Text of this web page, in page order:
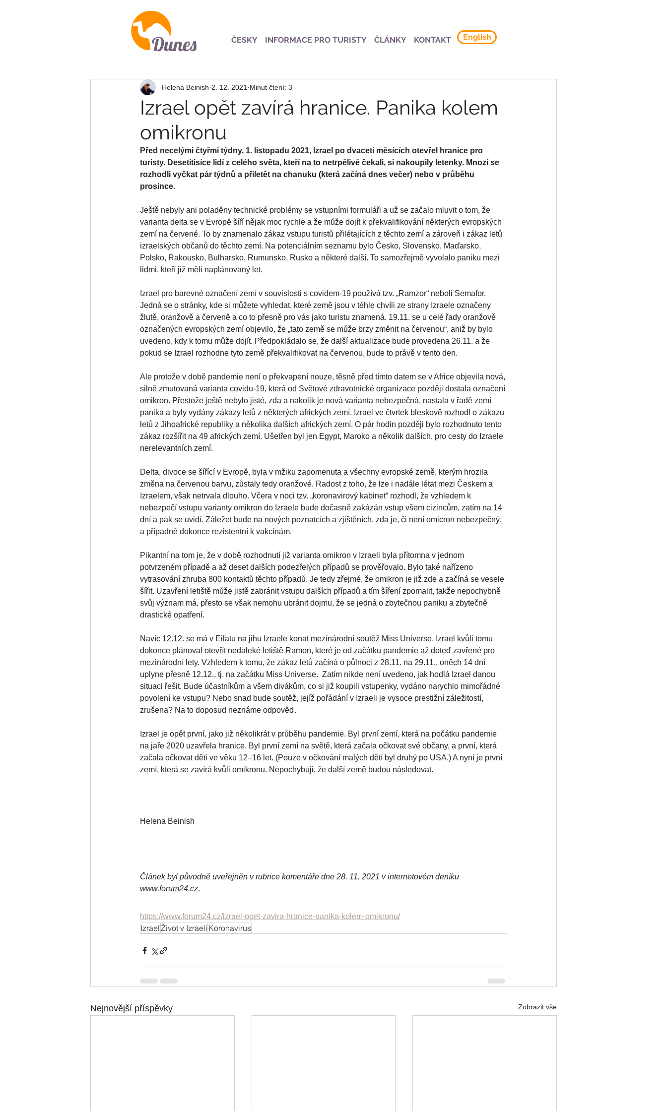
Dunes ČESKY INFORMACE PRO TURISTY ČLÁNKY KONTAKT English
Izrael opět zavírá hranice. Panika kolem
omikronu
Helena Beinish 2. 12. 2021 Minut čtení: 3
Před necelými čtyřmi týdny, 1. listopadu 2021, Izrael po dvaceti měsících otevřel hranice pro
turisty. Desetitisíce lidí z celého světa, kteří na to netrpělivě čekali, si nakoupily letenky. Mnozí se
rozhodli vyčkat pár týdnů a přiletět na chanuku (která začíná dnes večer) nebo v průběhu
prosince.
Ještě nebyly ani poladěny technické problémy se vstupními formuláři a už se začalo mluvit o tom, že
varianta delta se v Evropě šíří nějak moc rychle a že může dojít k překvalifikování některých evropských
zemí na červené. To by znamenalo zákaz vstupu turistů přilétajících z těchto zemí a zároveň i zákaz letů
izraelských občanů do těchto zemí. Na potenciálním seznamu bylo Česko, Slovensko, Maďarsko,
Polsko, Rakousko, Bulharsko, Rumunsko, Rusko a některé další. To samozřejmě vyvolalo paniku mezi
lidmi, kteří již měli naplánovaný let.
Izrael pro barevné označení zemí v souvislosti s covidem-19 používá tzv. „Ramzor“ neboli Semafor.
Jedná se o stránky, kde si můžete vyhledat, které země jsou v téhle chvíli ze strany Izraele označeny
žlutě, oranžově a červeně a co to přesně pro vás jako turistu znamená. 19.11. se u celé řady oranžově
označených evropských zemí objevilo, že „tato země se může brzy změnit na červenou“, aniž by bylo
uvedeno, kdy k tomu může dojít. Předpokládalo se, že další aktualizace bude provedena 26.11. a že
pokud se Izrael rozhodne tyto země překvalifikovat na červenou, bude to právě v tento den.
Ale protože v době pandemie není o překvapení nouze, těsně před tímto datem se v Africe objevila nová,
silně zmutovaná varianta covidu-19, která od Světové zdravotnické organizace později dostala označení
omikron. Přestože ještě nebylo jisté, zda a nakolik je nová varianta nebezpečná, nastala v řadě zemí
panika a byly vydány zákazy letů z některých afrických zemí. Izrael ve čtvrtek bleskově rozhodl o zákazu
letů z Jihoafrické republiky a několika dalších afrických zemí. O pár hodin později bylo rozhodnuto tento
zákaz rozšířit na 49 afrických zemí. Ušetřen byl jen Egypt, Maroko a několik dalších, pro cesty do Izraele
nerelevantních zemí.
Delta, divoce se šířící v Evropě, byla v mžiku zapomenuta a všechny evropské země, kterým hrozila
změna na červenou barvu, zůstaly tedy oranžové. Radost z toho, že lze i nadále létat mezi Českem a
Izraelem, však netrvala dlouho. Včera v noci tzv. „koronavirový kabinet“ rozhodl, že vzhledem k
nebezpečí vstupu varianty omikron do Izraele bude dočasně zakázán vstup všem cizincům, zatím na 14
dní a pak se uvidí. Záležet bude na nových poznatcích a zjištěních, zda je, či není omicron nebezpečný,
a případně dokonce rezistentní k vakcínám.
Pikantní na tom je, že v době rozhodnutí již varianta omikron v Izraeli byla přítomna v jednom
potvrzeném případě a až deset dalších podezřelých případů se prověřovalo. Bylo také nařízeno
vytrasování zhruba 800 kontaktů těchto případů. Je tedy zřejmé, že omikron je již zde a začíná se vesele
šířit. Uzavření letiště může jistě zabránit vstupu dalších případů a tím šíření zpomalit, takže nepochybně
svůj význam má, přesto se však nemohu ubránit dojmu, že se jedná o zbytečnou paniku a zbytečně
drastické opatření.
Navíc 12.12. se má v Eilatu na jihu Izraele konat mezinárodní soutěž Miss Universe. Izrael kvůli tomu
dokonce plánoval otevřít nedaleké letiště Ramon, které je od začátku pandemie až doteď zavřené pro
mezinárodní lety. Vzhledem k tomu, že zákaz letů začíná o půlnoci z 28.11. na 29.11., oněch 14 dní
uplyne přesně 12.12., tj. na začátku Miss Universe.  Zatím nikde není uvedeno, jak hodlá Izrael danou
situaci řešit. Bude účastníkům a všem divákům, co si již koupili vstupenky, vydáno narychlo mimořádné
povolení ke vstupu? Nebo snad bude soutěž, jejíž pořádání v Izraeli je vysoce prestižní záležitostí,
zrušena? Na to doposud neznáme odpověď.
Izrael je opět první, jako již několikrát v průběhu pandemie. Byl první zemí, která na počátku pandemie
na jaře 2020 uzavřela hranice. Byl první zemí na světě, která začala očkovat své občany, a první, která
začala očkovat děti ve věku 12–16 let. (Pouze v očkování malých dětí byl druhý po USA.) A nyní je první
zemí, která se zavírá kvůli omikronu. Nepochybuji, že další země budou následovat.
Helena Beinish
Článek byl původně uveřejněn v rubrice komentáře dne 28. 11. 2021 v internetovém deníku
www.forum24.cz.
https://www.forum24.cz/izrael-opet-zavira-hranice-panika-kolem-omikronu/
IzraelŽivot v Izraeli Koronavirus
Nejnovější příspěvky Zobrazit vše